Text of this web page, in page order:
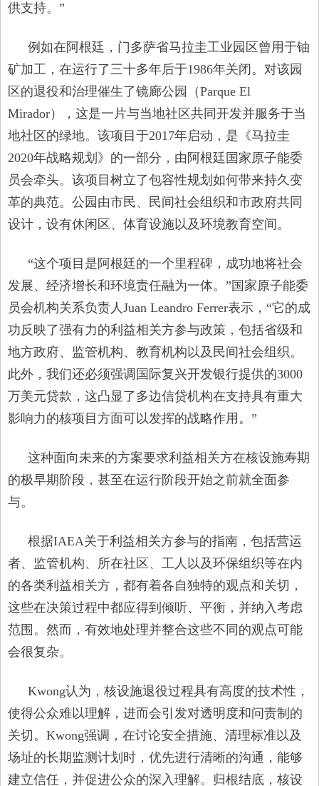
供支持。”
例如在阿根廷，门多萨省马拉圭工业园区曾用于铀
矿加工，在运行了三十多年后于1986年关闭。对该园
区的退役和治理催生了镜廊公园（Parque El
Mirador），这是一片与当地社区共同开发并服务于当
地社区的绿地。该项目于2017年启动，是《马拉圭
2020年战略规划》的一部分，由阿根廷国家原子能委
员会牵头。该项目树立了包容性规划如何带来持久变
革的典范。公园由市民、民间社会组织和市政府共同
设计，设有休闲区、体育设施以及环境教育空间。
“这个项目是阿根廷的一个里程碑，成功地将社会
发展、经济增长和环境责任融为一体。”国家原子能委
员会机构关系负责人Juan Leandro Ferrer表示，“它的成
功反映了强有力的利益相关方参与政策，包括省级和
地方政府、监管机构、教育机构以及民间社会组织。
此外，我们还必须强调国际复兴开发银行提供的3000
万美元贷款，这凸显了多边信贷机构在支持具有重大
影响力的核项目方面可以发挥的战略作用。”
这种面向未来的方案要求利益相关方在核设施寿期
的极早期阶段，甚至在运行阶段开始之前就全面参
与。
根据IAEA关于利益相关方参与的指南，包括营运
者、监管机构、所在社区、工人以及环保组织等在内
的各类利益相关方，都有着各自独特的观点和关切，
这些在决策过程中都应得到倾听、平衡，并纳入考虑
范围。然而，有效地处理并整合这些不同的观点可能
会很复杂。
Kwong认为，核设施退役过程具有高度的技术性，
使得公众难以理解，进而会引发对透明度和问责制的
关切。Kwong强调，在讨论安全措施、清理标准以及
场址的长期监测计划时，优先进行清晰的沟通，能够
建立信任，并促进公众的深入理解。归根结底，核设